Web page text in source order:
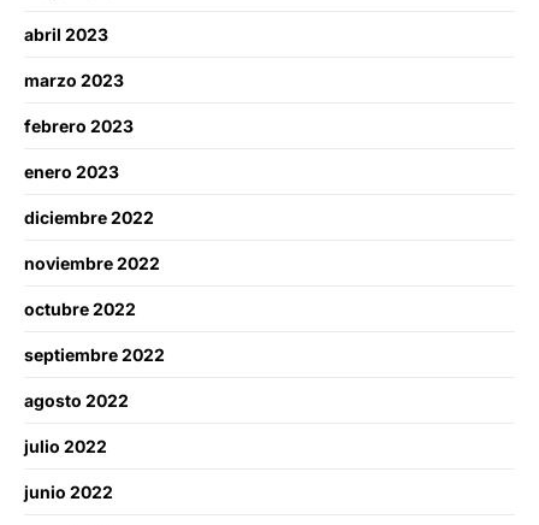
abril 2023
marzo 2023
febrero 2023
enero 2023
diciembre 2022
noviembre 2022
octubre 2022
septiembre 2022
agosto 2022
julio 2022
junio 2022